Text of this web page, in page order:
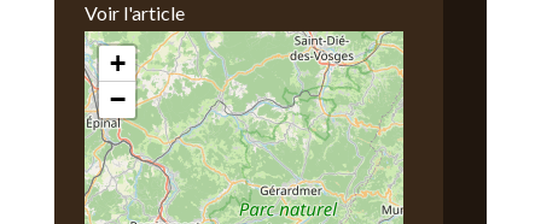
Voir l'article
Nous Trouver
+
−